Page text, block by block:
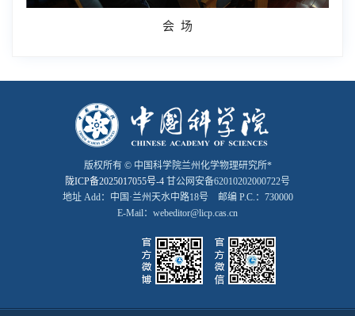
会 场
版权所有 © 中国科学院兰州化学物理研究所*
陇ICP备2025017055号-4 甘公网安备62010202000722号
地址 Add：中国·兰州天水中路18号 邮编 P.C.：730000
E-Mail：webeditor@licp.cas.cn